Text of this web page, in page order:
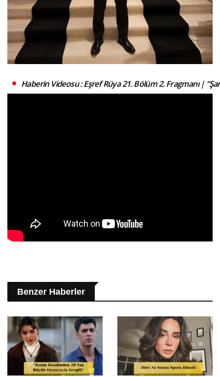
Haberin Videosu : Eşref Rüya 21. Bölüm 2. Fragmanı |
Benzer Haberler